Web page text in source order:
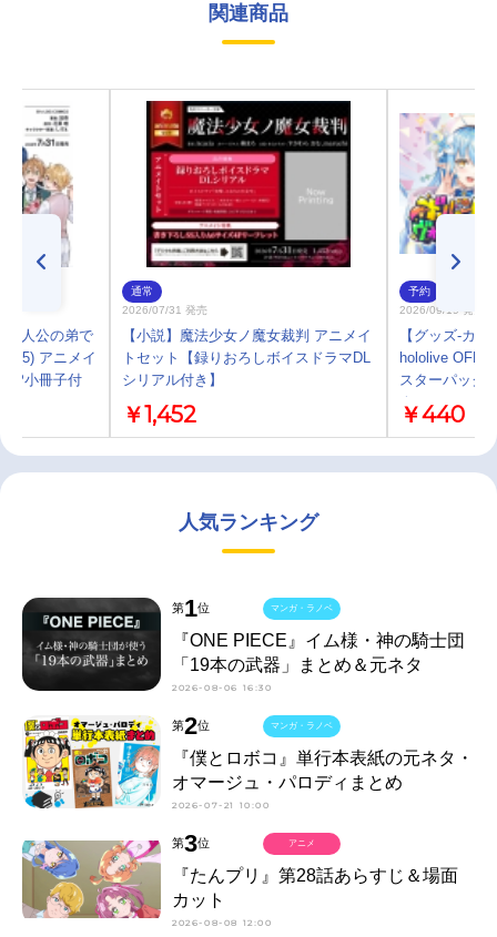
関連商品
主人公の弟で
(5) アニメイ
小冊子付
通常
2026/07/31 発売
【小説】魔法少女ノ魔女裁判 アニメイ
トセット【録りおろしボイスドラマDL
シリアル付き】
￥1,452
予約
2026/09/19 発売
【グッズ-カ
hololive
スターパック
クス」
￥440
人気ランキング
第1位
『ONE PIECE』イム様・神の騎士団
「19本の武器」まとめ＆元ネタ
2026-08-06 16:30
マンガ・ラノベ
第2位
『僕とロボコ』単行本表紙の元ネタ・
オマージュ・パロディまとめ
2026-07-21 10:00
マンガ・ラノベ
第3位
『たんプリ』第28話あらすじ＆場面
カット
2026-08-08 12:00
アニメ